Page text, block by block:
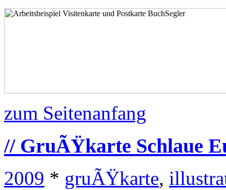
zum Seitenanfang
// GruÃŸkarte Schlaue
2009 * gruÃŸkarte,